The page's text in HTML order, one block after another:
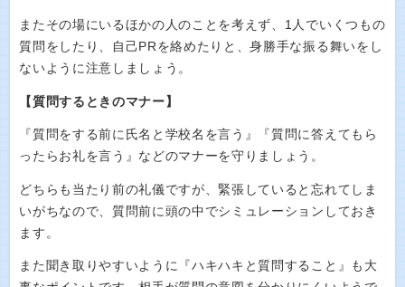
またその場にいるほかの人のことを考えず、1人でいくつもの
質問をしたり、自己PRを絡めたりと、身勝手な振る舞いをし
ないように注意しましょう。
【質問するときのマナー】
『質問をする前に氏名と学校名を言う』『質問に答えてもら
ったらお礼を言う』などのマナーを守りましょう。
どちらも当たり前の礼儀ですが、緊張していると忘れてしま
いがちなので、質問前に頭の中でシミュレーションしておき
ます。
また聞き取りやすいように『ハキハキと質問すること』も大